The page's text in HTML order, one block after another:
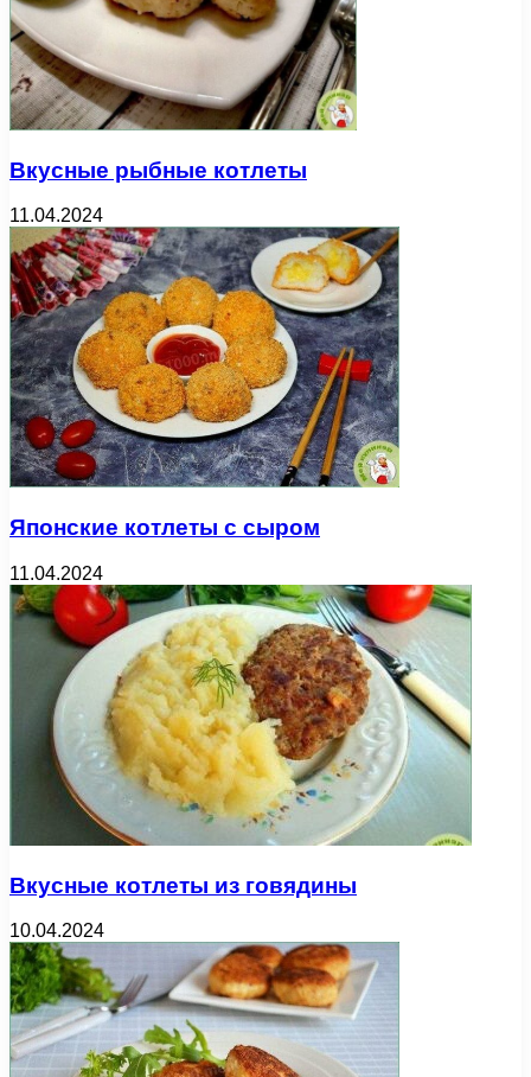
Вкусные рыбные котлеты
11.04.2024
Японские котлеты с сыром
11.04.2024
Вкусные котлеты из говядины
10.04.2024